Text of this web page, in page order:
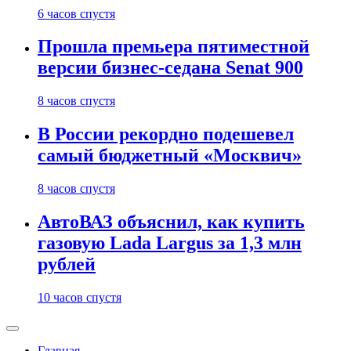
6 часов спустя
Прошла премьера пятиместной
версии бизнес-седана Senat 900
8 часов спустя
В России рекордно подешевел
самый бюджетный «Москвич»
8 часов спустя
АвтоВАЗ объяснил, как купить
газовую Lada Largus за 1,3 млн
рублей
10 часов спустя